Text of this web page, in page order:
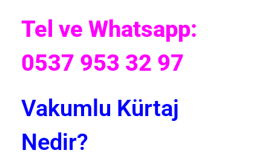
Tel ve Whatsapp:
0537 953 32 97
Vakumlu Kürtaj
Nedir?